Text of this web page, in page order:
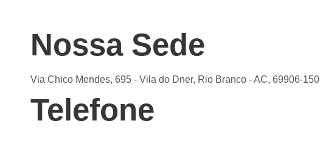
Nossa Sede
Via Chico Mendes, 695 - Vila do Dner, Rio Branco - AC, 69906-150
Telefone